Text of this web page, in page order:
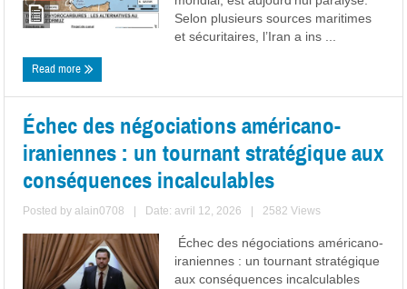
Selon plusieurs sources maritimes
et sécuritaires, l’Iran a ins ...
Read more
Échec des négociations américano-
iraniennes : un tournant stratégique aux
conséquences incalculables
Posted byalain0708 Date: avril 12, 2026 2582 Views
Échec des négociations américano-
iraniennes : un tournant stratégique
aux conséquences incalculables